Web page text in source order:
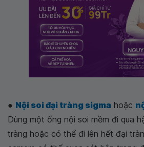
● Nội soi đại tràng sigma hoặc
Dùng một ống nội soi mềm đi qua
tràng hoặc có thể đi lên hết đại